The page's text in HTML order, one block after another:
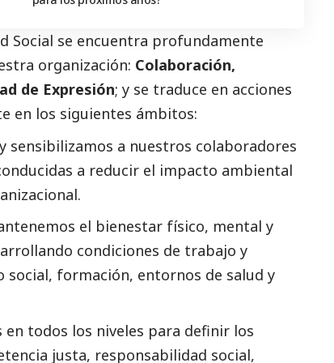
Social se encuentra profundamente
organización: Colaboración,
de Expresión; y se traduce en acciones
en los siguientes ámbitos:
sensibilizamos a nuestros colaboradores
a reducir el impacto ambiental
el bienestar físico, mental y
condiciones de trabajo y
social, formación, entornos de salud y
todos los niveles para definir los
justa, responsabilidad social,